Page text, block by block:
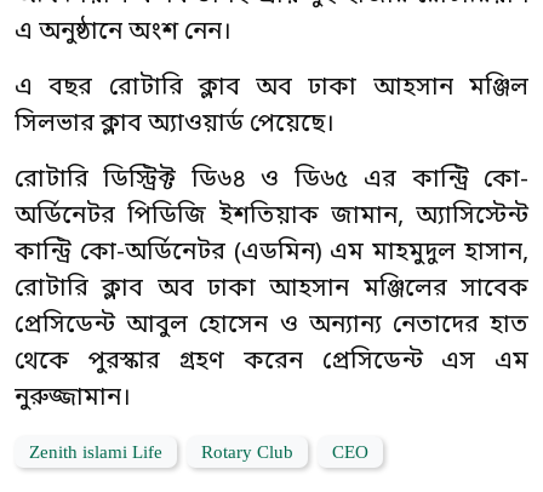
এ অনুষ্ঠানে অংশ নেন।
এ বছর রোটারি ক্লাব অব ঢাকা আহসান মঞ্জিল
সিলভার ক্লাব অ্যাওয়ার্ড পেয়েছে।
রোটারি ডিস্ট্রিক্ট ডি৬৪ ও ডি৬৫ এর কান্ট্রি কো-
অর্ডিনেটর পিডিজি ইশতিয়াক জামান, অ্যাসিস্টেন্ট
কান্ট্রি কো-অর্ডিনেটর (এডমিন) এম মাহমুদুল হাসান,
রোটারি ক্লাব অব ঢাকা আহসান মঞ্জিলের সাবেক
প্রেসিডেন্ট আবুল হোসেন ও অন্যান্য নেতাদের হাত
থেকে পুরস্কার গ্রহণ করেন প্রেসিডেন্ট এস এম
নুরুজ্জামান।
Zenith islami Life Rotary Club CEO